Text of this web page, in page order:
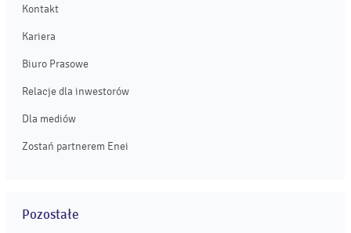
Kontakt
Kariera
Biuro Prasowe
Relacje dla inwestorów
Dla mediów
Zostań partnerem Enei
Pozostałe